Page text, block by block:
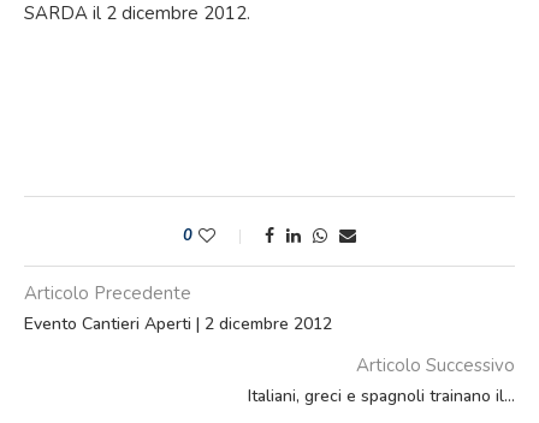
SARDA il 2 dicembre 2012.
0
Articolo Precedente
Evento Cantieri Aperti | 2 dicembre 2012
Articolo Successivo
Italiani, greci e spagnoli trainano il…